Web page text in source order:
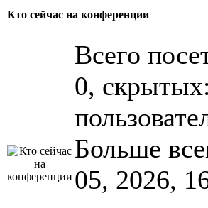
Кто сейчас на конференции
Всего
0,
Больше
05, 2026,